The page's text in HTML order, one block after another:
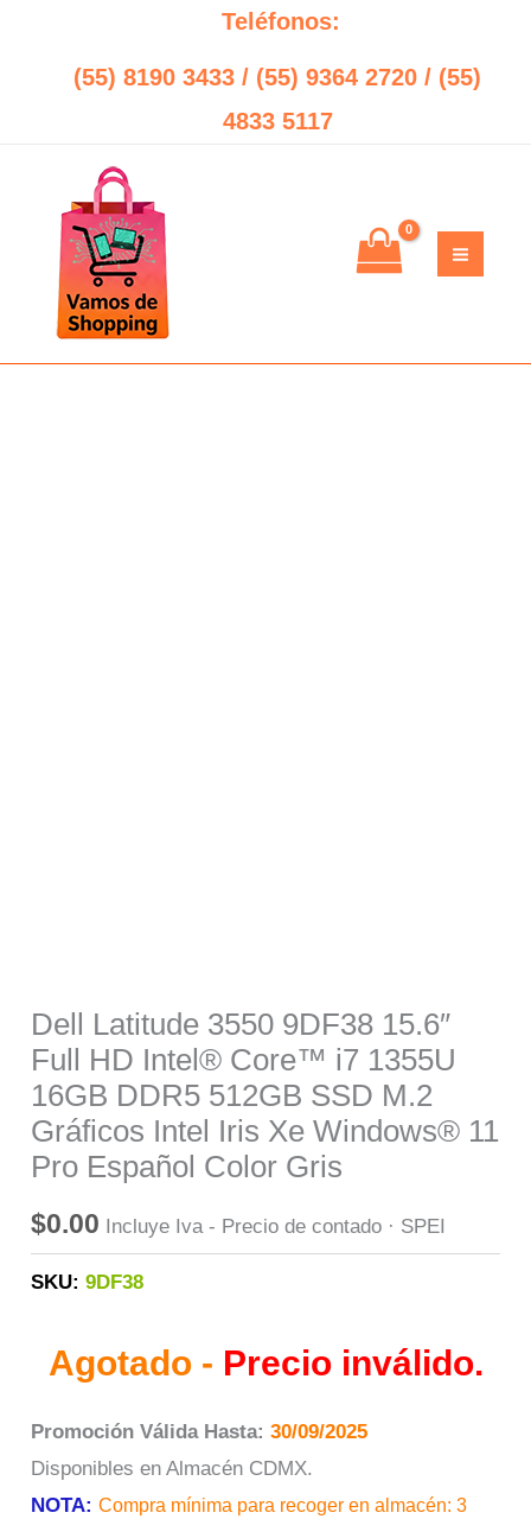
contenido
Teléfonos:
(55) 8190 3433 / (55) 9364 2720 / (55)
4833 5117
Dell Latitude 3550 9DF38 15.6″
Full HD Intel® Core™ i7 1355U
16GB DDR5 512GB SSD M.2
Gráficos Intel Iris Xe Windows® 11
Pro Español Color Gris
$0.00 Incluye Iva - Precio de contado · SPEI
SKU:9DF38
Agotado - Precio inválido.
Promoción Válida Hasta:30/09/2025
Disponibles en Almacén CDMX.
NOTA: Compra mínima para recoger en almacén: 3